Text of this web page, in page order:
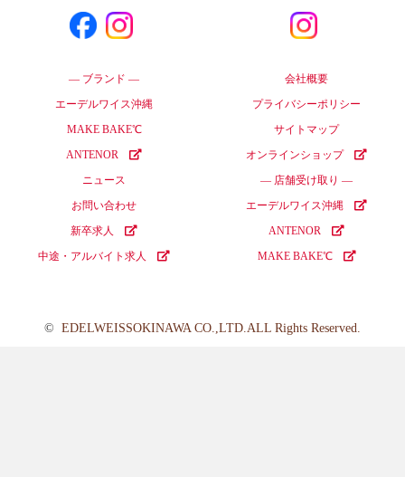
― ブランド ―
エーデルワイス沖縄
MAKE BAKE℃
ANTENOR
ニュース
お問い合わせ
新卒求人
中途・アルバイト求人
会社概要
プライバシーポリシー
サイトマップ
オンラインショップ
― 店舗受け取り ―
エーデルワイス沖縄
ANTENOR
MAKE BAKE℃
© EDELWEISSOKINAWA CO.,LTD.ALL Rights Reserved.